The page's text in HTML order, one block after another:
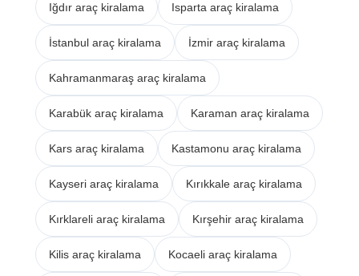
Iğdır araç kiralama Isparta araç kiralama
İstanbul araç kiralama İzmir araç kiralama
Kahramanmaraş araç kiralama
Karabük araç kiralama Karaman araç kiralama
Kars araç kiralama Kastamonu araç kiralama
Kayseri araç kiralama Kırıkkale araç kiralama
Kırklareli araç kiralama Kırşehir araç kiralama
Kilis araç kiralama Kocaeli araç kiralama